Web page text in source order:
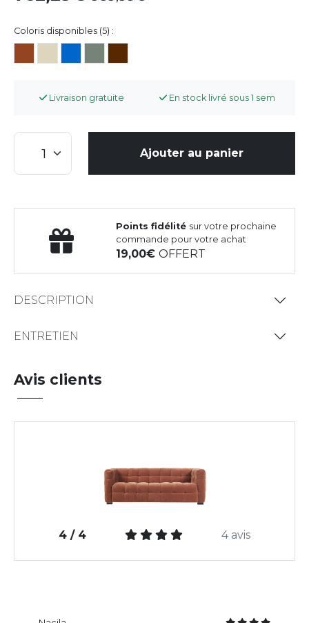
Coloris disponibles (5) :
Livraison gratuite En stock livré sous 1 sem
Ajouter au panier
Points fidélité sur votre prochaine
commande pour votre achat
19,00OFFERT
DESCRIPTION
ENTRETIEN
Avis clients
4 / 4 4 avis